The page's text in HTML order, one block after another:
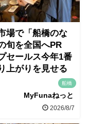
場で「船橋のな
旬を全国へPR
セールス今年1番
上がりを見せる
船橋
MyFunaねっと
2026/8/7